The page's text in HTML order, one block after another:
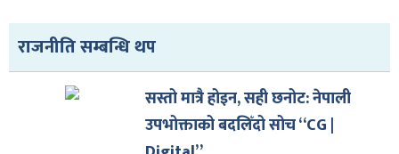
राजनीति सम्बन्धि थप
सस्तो मात्रै होइन, सही छनोट: नेपाली
उपभोक्ताको बदलिँदो सोच “CG |